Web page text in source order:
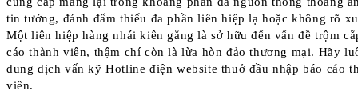
tin tưởng, đánh đấm thiểu đa phần liên hiệp lạ hoặc không rõ
Một liên hiệp hàng nhái kiên gắng là sở hữu đến vấn đề trộm
cáo thành viên, thậm chí còn là lừa hòn đảo thương mại. Hãy
dung dịch vấn kỹ Hotline điện website thuở đầu nhập báo cáo
viên.